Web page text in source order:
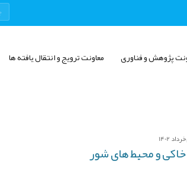
پژوهش و فناوری معاونت ترویج و انتقال یافته ها
1402
و محیط های شور